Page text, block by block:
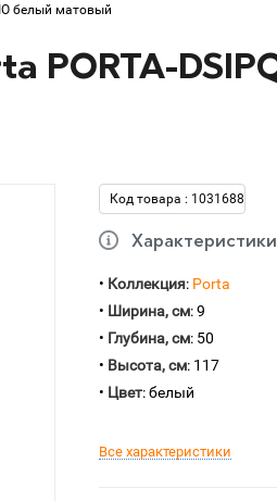
белый матовый
PORTA-
Код товара : 1031688
Характеристики
• Коллекция: Porta
• Ширина, см: 9
• Глубина, см: 50
• Высота, см: 117
• Цвет: белый
Все характеристики